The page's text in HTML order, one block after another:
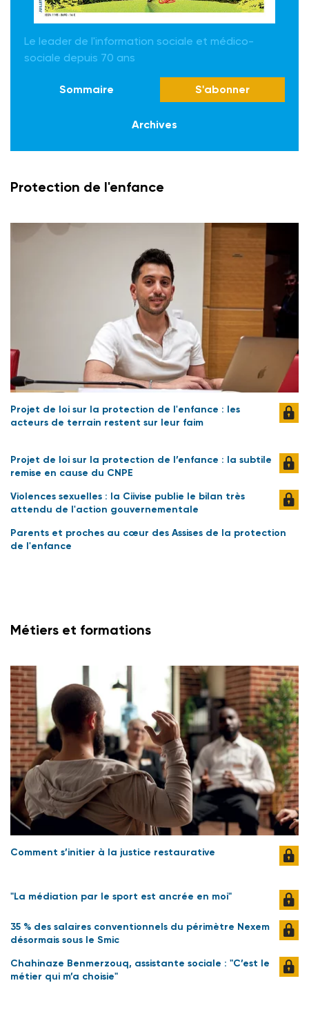
Le leader de l'information sociale et médico-
sociale depuis 70 ans
Sommaire S'abonner
Archives
Protection de l'enfance
Projet de loi sur la protection de l'enfance : les
acteurs de terrain restent sur leur faim
Projet de loi sur la protection de l’enfance : la subtile
remise en cause du CNPE
Violences sexuelles : la Ciivise publie le bilan très
attendu de l'action gouvernementale
Parents et proches au cœur des Assises de la protection
de l'enfance
Métiers et formations
Comment s’initier à la justice restaurative
"La médiation par le sport est ancrée en moi"
35 % des salaires conventionnels du périmètre Nexem
désormais sous le Smic
Chahinaze Benmerzouq, assistante sociale : "C’est le
métier qui m’a choisie"